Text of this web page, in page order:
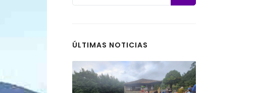
ÚLTIMAS NOTICIAS